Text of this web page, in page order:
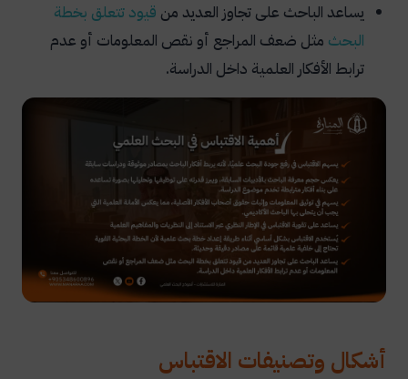
يساعد الباحث على تجاوز العديد من قيود تتعلق بخطة
البحث مثل ضعف المراجع أو نقص المعلومات أو عدم
ترابط الأفكار العلمية داخل الدراسة.
أشكال وتصنيفات الاقتباس